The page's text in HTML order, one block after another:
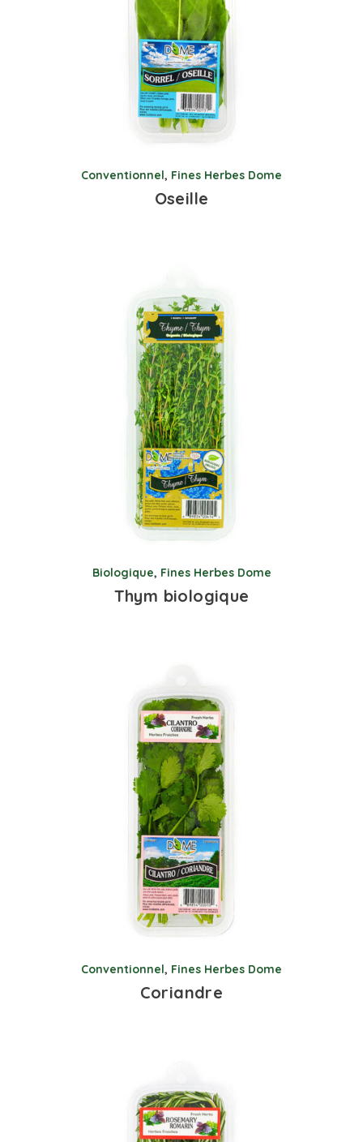
Conventionnel, Fines Herbes Dome
Oseille
Biologique, Fines Herbes Dome
Thym biologique
Conventionnel, Fines Herbes Dome
Coriandre